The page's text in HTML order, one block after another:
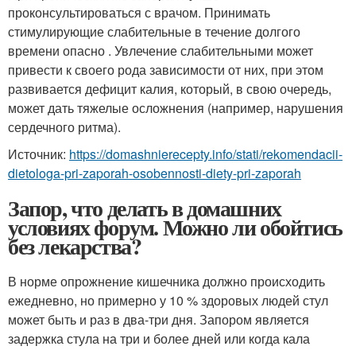
проконсультироваться с врачом. Принимать
стимулирующие слабительные в течение долгого
времени опасно . Увлечение слабительными может
привести к своего рода зависимости от них, при этом
развивается дефицит калия, который, в свою очередь,
может дать тяжелые осложнения (например, нарушения
сердечного ритма).
Источник: https://domashnierecepty.info/stati/rekomendacii-
dietologa-pri-zaporah-osobennosti-diety-pri-zaporah
Запор, что делать в домашних
условиях форум. Можно ли обойтись
без лекарства?
В норме опрожнение кишечника должно происходить
ежедневно, но примерно у 10 % здоровых людей стул
может быть и раз в два-три дня. Запором является
задержка стула на три и более дней или когда кала